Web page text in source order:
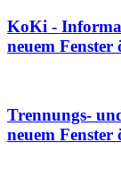
KoKi -
neuem Fenster
Trennungs-
neuem Fenster